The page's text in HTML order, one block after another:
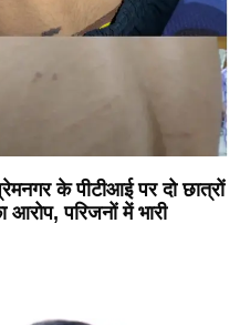
के पीटीआई पर दो छात्रों
परिजनों में भारी